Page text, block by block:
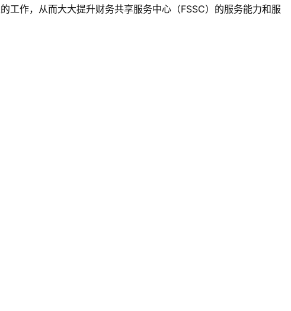
工作，从而大大提升财务共享服务中心（FSSC）的服务能力和服